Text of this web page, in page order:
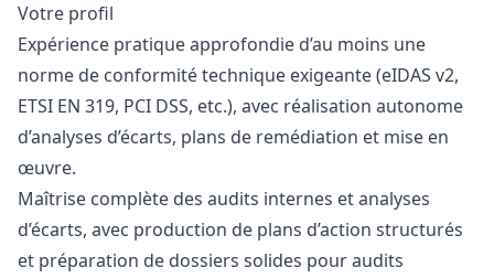
Votre profil
Expérience pratique approfondie d’au moins une
norme de conformité technique exigeante (eIDAS v2,
ETSI EN 319, PCI DSS, etc.), avec réalisation autonome
d’analyses d’écarts, plans de remédiation et mise en
œuvre.
Maîtrise complète des audits internes et analyses
d’écarts, avec production de plans d’action structurés
et préparation de dossiers solides pour audits